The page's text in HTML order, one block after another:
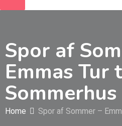
Spor af
Emmas Tur
Sommerhus
Home Spor af Sommer –